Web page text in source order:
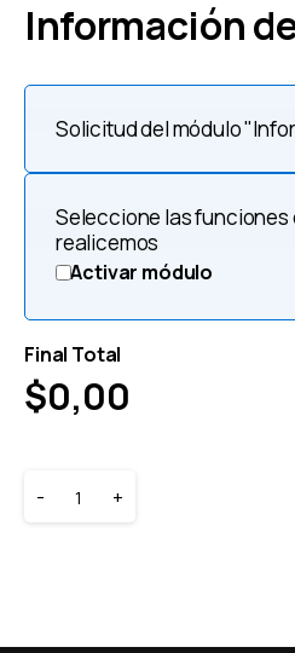
Información
Solicitud del módulo
Seleccione las funciones
realicemos
Activar módulo
Final Total
$0,00
- +